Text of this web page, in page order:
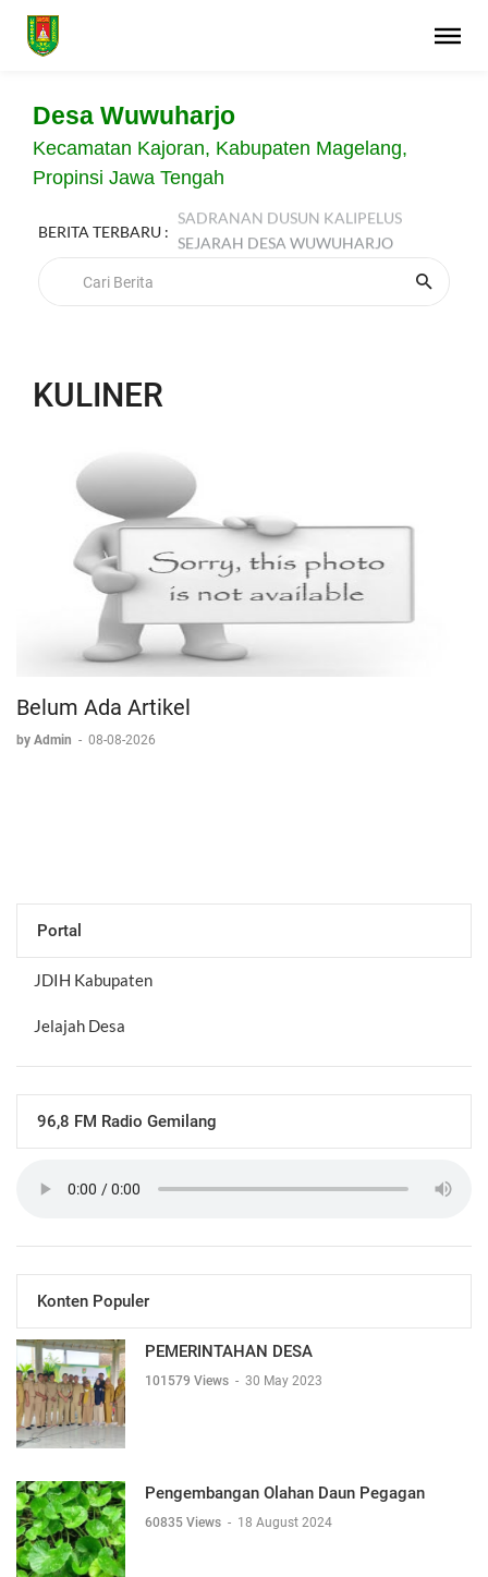
Desa Wuwuharjo
Kecamatan Kajoran, Kabupaten Magelang,
Propinsi Jawa Tengah
BERITA TERBARU :
SEJARAH DESA WUWUHARJO
SADRANAN DUSUN KALIPELUS
KULINER
Belum Ada Artikel
by Admin - 08-08-2026
Portal
JDIH Kabupaten
Jelajah Desa
96,8 FM Radio Gemilang
Konten Populer
PEMERINTAHAN DESA
101579 Views - 30 May 2023
Pengembangan Olahan Daun Pegagan
60835 Views - 18 August 2024